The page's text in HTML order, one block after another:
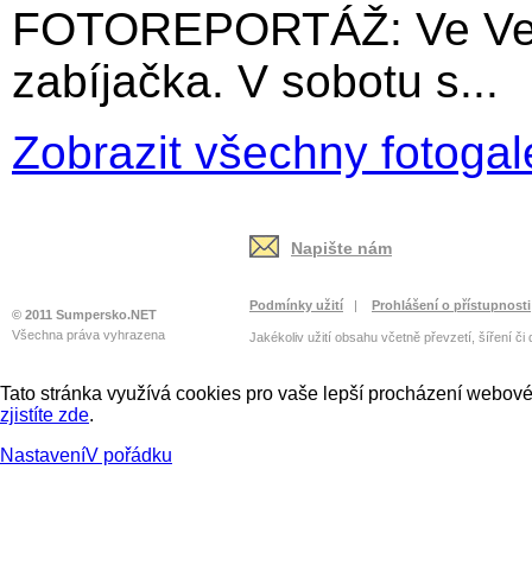
FOTOREPORTÁŽ: Ve
zabíjačka. V sobotu s...
Zobrazit všechny
© 2011 Sumpersko.NET
Všechna práva vyhrazena
Napište nám
Podmínky užití | Prohlášení o přístupnosti
Jakékoliv užití obsahu včetně převzetí, šíření či
Tato stránka využívá cookies pro vaše lepší procházení
zjistíte zde.
NastaveníV pořádku